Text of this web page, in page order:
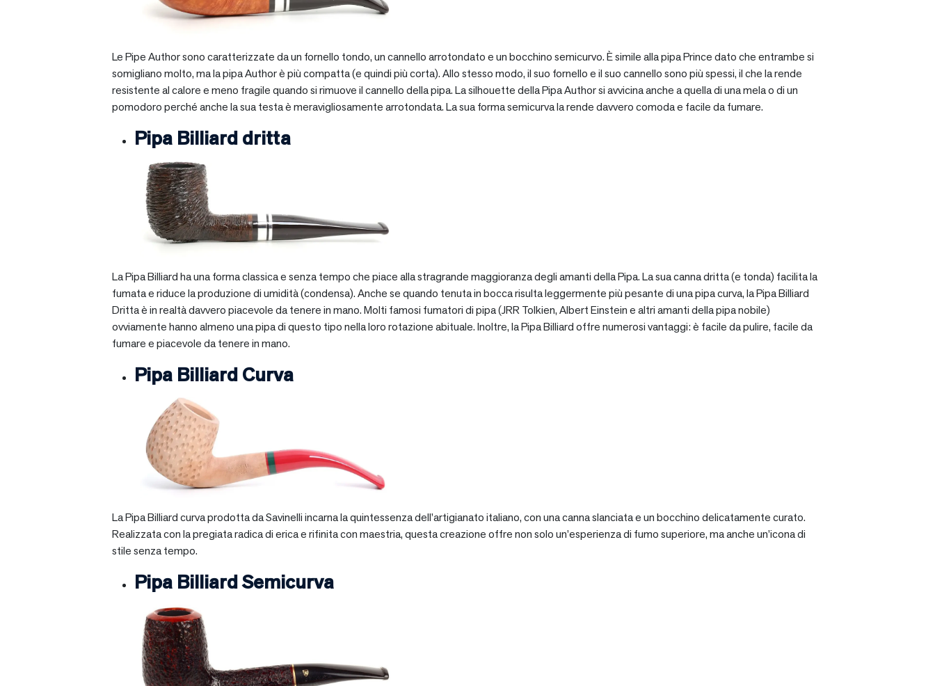
Le Pipe Author sono caratterizzate da un fornello tondo, un cannello arrotondato e un bocchino semicurvo. È simile alla pipa Prince dato che entrambe si
somigliano molto, ma la pipa Author è più compatta (e quindi più corta). Allo stesso modo, il suo fornello e il suo cannello sono più spessi, il che la rende
resistente al calore e meno fragile quando si rimuove il cannello della pipa. La silhouette della Pipa Author si avvicina anche a quella di una mela o di un
pomodoro perché anche la sua testa è meravigliosamente arrotondata. La sua forma semicurva la rende davvero comoda e facile da fumare.
Pipa Billiard dritta
La Pipa Billiard ha una forma classica e senza tempo che piace alla stragrande maggioranza degli amanti della Pipa. La sua canna dritta (e tonda) facilita la
fumata e riduce la produzione di umidità (condensa). Anche se quando tenuta in bocca risulta leggermente più pesante di una pipa curva, la Pipa Billiard
Dritta è in realtà davvero piacevole da tenere in mano. Molti famosi fumatori di pipa (JRR Tolkien, Albert Einstein e altri amanti della pipa nobile)
ovviamente hanno almeno una pipa di questo tipo nella loro rotazione abituale. Inoltre, la Pipa Billiard offre numerosi vantaggi: è facile da pulire, facile da
fumare e piacevole da tenere in mano.
Pipa Billiard Curva
La Pipa Billiard curva prodotta da Savinelli incarna la quintessenza dell’artigianato italiano, con una canna slanciata e un bocchino delicatamente curato.
Realizzata con la pregiata radica di erica e rifinita con maestria, questa creazione offre non solo un’esperienza di fumo superiore, ma anche un’icona di
stile senza tempo.
Pipa Billiard Semicurva